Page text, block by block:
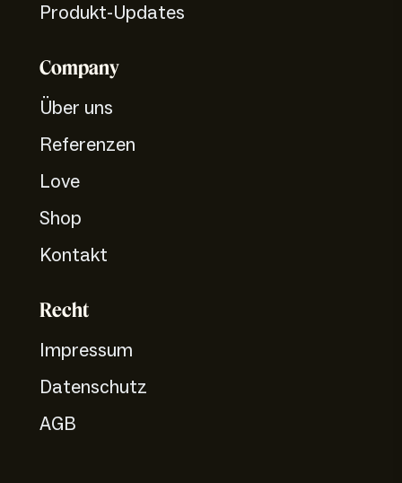
Produkt-Updates
Company
Über uns
Referenzen
Love
Shop
Kontakt
Recht
Impressum
Datenschutz
AGB